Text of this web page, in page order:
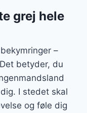
grej hele
–
betyder, du
I stedet skal
og føle dig